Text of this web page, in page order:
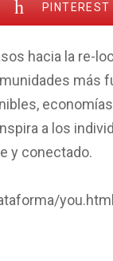
PINTEREST
hacia la re-
más
a los
y conectado.